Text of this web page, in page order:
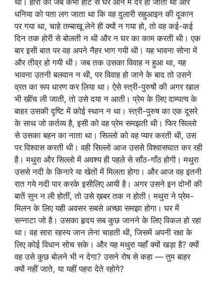
थी। होरी को जब कभी हाट से घर आने में देर हो जाती थी और
धनिया को पता लग जाता था कि वह दुलारी सहुआइन की दूकान
पर गया था, चाहे तम्बाखू लेने ही क्यों न गया हो, तो वह कई-कई
दिन तक होरी से बोलती न थी और न घर का काम करती थी। एक
बार इसी बात पर वह अपने नैहर भाग गयी थी। यह भावना सोना में
और तीव्र हो गयी थी। जब तक उसका विवाह न हुआ था, यह
भावना उतनी बलवान न थी, पर विवाह हो जाने के बाद तो उसने
व्रत का रूप धारण कर लिया था। ऐसे स्त्री-पुरुषों की अगर खाल
भी खींच ली जाती, तो उसे दया न आती। प्रेम के लिए दाम्पत्य के
बाहर उसकी दृष्टि में कोई स्थान न था। स्त्री-पुरुष का एक दूसरे
के साथ जो कर्तव्य है, इसी को वह प्रेम समझती थी। फिर सिल्लो
से उसका बहन का नाता था। सिल्लो को वह प्यार करती थी, उस
पर विश्वास करती थी। वही सिल्लो आज उससे विश्वासघात कर रही
है। मथुरा और सिल्लो में अवश्य ही पहले से साँठ-गाँठ होगी। मथुरा
उससे नदी के किनारे या खेतों में मिलता होगा। और आज वह इतनी
रात गये नदी पार करके इसीलिए आयी है। अगर उसने इन दोनों की
बातें सुन न ली होतीं, तो उसे ख़बर तक न होती। मथुरा ने प्रेम-
मिलन के लिए यही अवसर सबसे अच्छा समझा होगा। घर में
सन्नाटा जो है। उसका हृदय सब कुछ जानने के लिए विकल हो रहा
था। वह सारा रहस्य जान लेना चाहती थी, जिसमें अपनी रक्षा के
लिए कोई विधान सोच सके। और यह मथुरा यहाँ क्यों खड़ा है? क्यों
वह उसे कुछ बोलने भी न देगा? उसने रोष से कहा — तुम बाहर
क्यों नहीं जाते, या यहीं पहरा देते रहोगे?